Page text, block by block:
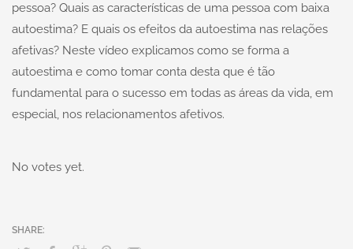
pessoa? Quais as características de uma pessoa com baixa
autoestima? E quais os efeitos da autoestima nas relações
afetivas? Neste vídeo explicamos como se forma a
autoestima e como tomar conta desta que é tão
fundamental para o sucesso em todas as áreas da vida, em
especial, nos relacionamentos afetivos.
No votes yet.